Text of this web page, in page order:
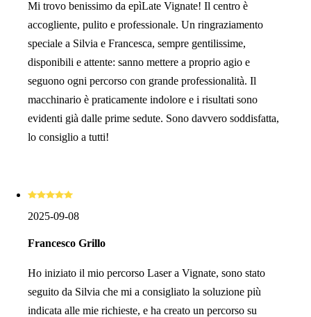
Mi trovo benissimo da epìLate Vignate! Il centro è
accogliente, pulito e professionale. Un ringraziamento
speciale a Silvia e Francesca, sempre gentilissime,
disponibili e attente: sanno mettere a proprio agio e
seguono ogni percorso con grande professionalità. Il
macchinario è praticamente indolore e i risultati sono
evidenti già dalle prime sedute. Sono davvero soddisfatta,
lo consiglio a tutti!
2025-09-08
Francesco Grillo
Ho iniziato il mio percorso Laser a Vignate, sono stato
seguito da Silvia che mi a consigliato la soluzione più
indicata alle mie richieste, e ha creato un percorso su